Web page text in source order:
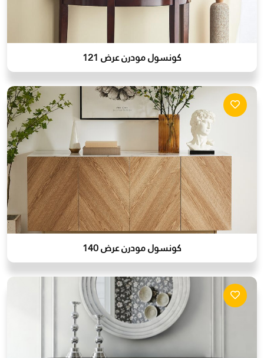
كونسول مودرن عرض 121
كونسول مودرن عرض 140